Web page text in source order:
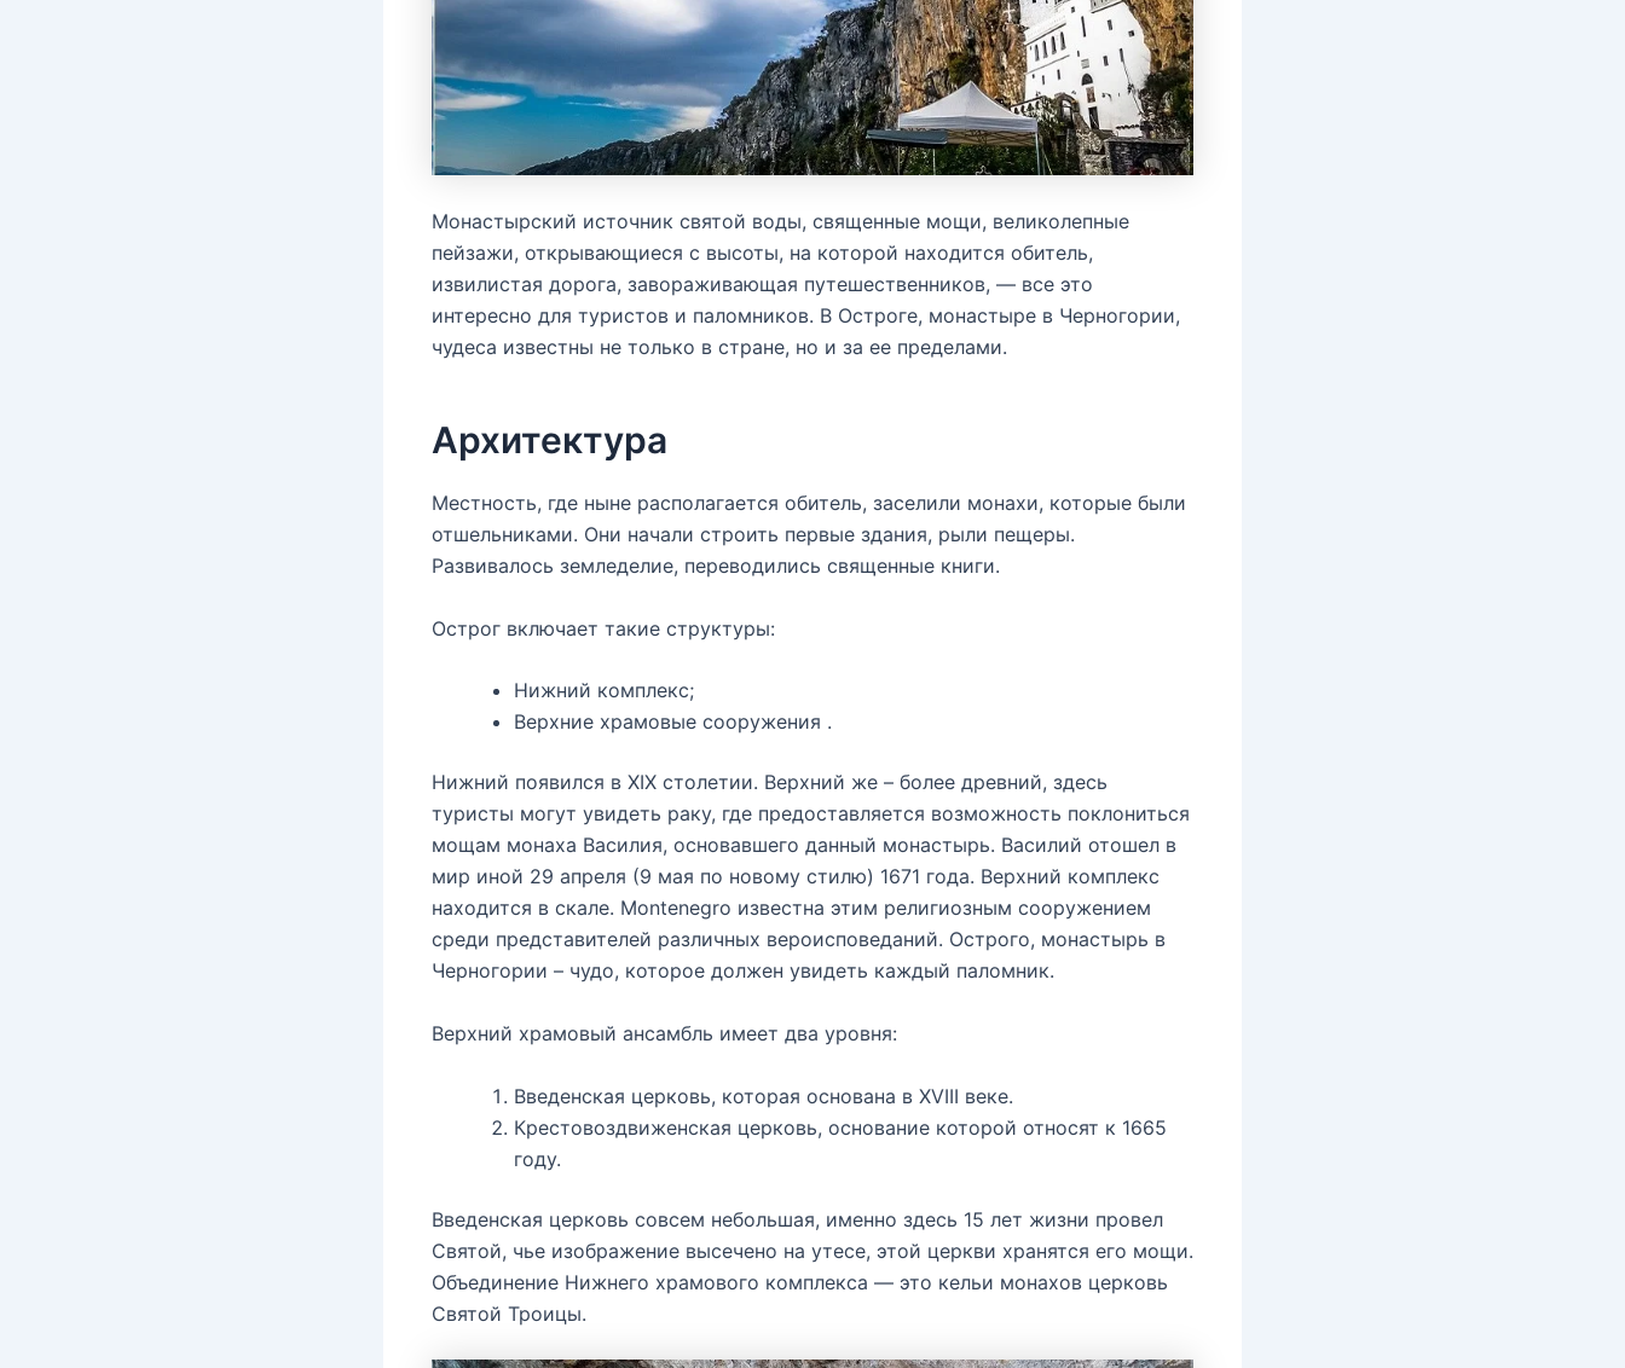
Монастырский источник святой воды, священные мощи, великолепные
пейзажи, открывающиеся с высоты, на которой находится обитель,
извилистая дорога, завораживающая путешественников, — все это
интересно для туристов и паломников. В Остроге, монастыре в Черногории,
чудеса известны не только в стране, но и за ее пределами.
Архитектура
Местность, где ныне располагается обитель, заселили монахи, которые были
отшельниками. Они начали строить первые здания, рыли пещеры.
Развивалось земледелие, переводились священные книги.
Острог включает такие структуры:
Нижний комплекс;
Верхние храмовые сооружения .
Нижний появился в XIX столетии. Верхний же – более древний, здесь
туристы могут увидеть раку, где предоставляется возможность поклониться
мощам монаха Василия, основавшего данный монастырь. Василий отошел в
мир иной 29 апреля (9 мая по новому стилю) 1671 года. Верхний комплекс
находится в скале. Montenegro известна этим религиозным сооружением
среди представителей различных вероисповеданий. Острого, монастырь в
Черногории – чудо, которое должен увидеть каждый паломник.
Верхний храмовый ансамбль имеет два уровня:
Введенская церковь, которая основана в XVIII веке.
Крестовоздвиженская церковь, основание которой относят к 1665
году.
Введенская церковь совсем небольшая, именно здесь 15 лет жизни провел
Святой, чье изображение высечено на утесе, этой церкви хранятся его мощи.
Объединение Нижнего храмового комплекса — это кельи монахов церковь
Святой Троицы.